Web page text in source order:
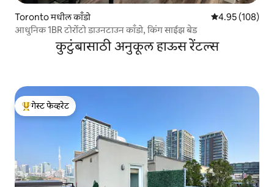
Toronto मधील काँडो 5 पैकी 4.95
4.95 (108)
आधुनिक 1BR टोरोंटो डाउनटाउन काँडो, किंग साईझ बेड
कुटुंबासाठी अनुकूल हाऊस रेंटल्स
टॉप गेस्ट फेव्हरेट
गेस्ट फेव्हरेट